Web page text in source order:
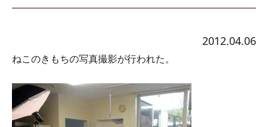
2012.04.06
ねこのきもちの写真撮影が行われた。